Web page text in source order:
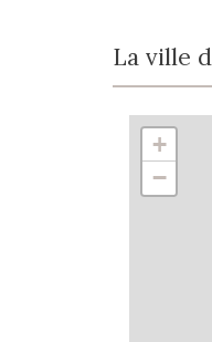
La ville
+
−